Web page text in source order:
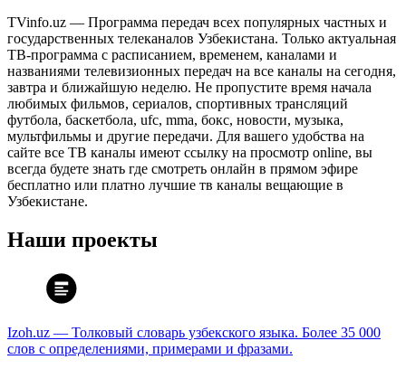
TVinfo.uz — Программа передач всех популярных частных и
государственных телеканалов Узбекистана. Только актуальная
ТВ-программа с расписанием, временем, каналами и
названиями телевизионных передач на все каналы на сегодня,
завтра и ближайшую неделю. Не пропустите время начала
любимых фильмов, сериалов, спортивных трансляций
футбола, баскетбола, ufc, mma, бокс, новости, музыка,
мультфильмы и другие передачи. Для вашего удобства на
сайте все ТВ каналы имеют ссылку на просмотр online, вы
всегда будете знать где смотреть онлайн в прямом эфире
бесплатно или платно лучшие тв каналы вещающие в
Узбекистане.
Наши проекты
Izoh.uz — Толковый словарь узбекского языка. Более 35 000
слов с определениями, примерами и фразами.